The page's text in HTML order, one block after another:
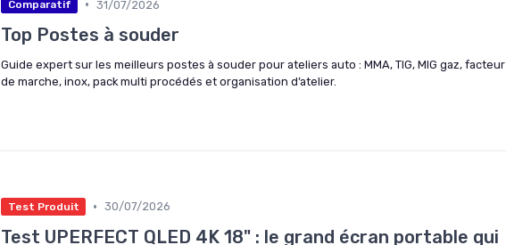
Comparatif • 31/07/2026
Top Postes à souder
Guide expert sur les meilleurs postes à souder pour ateliers auto : MMA, TIG, MIG gaz, facteur
de marche, inox, pack multi procédés et organisation d’atelier.
Test Produit • 30/07/2026
Test UPERFECT QLED 4K 18" : le grand écran portable qui